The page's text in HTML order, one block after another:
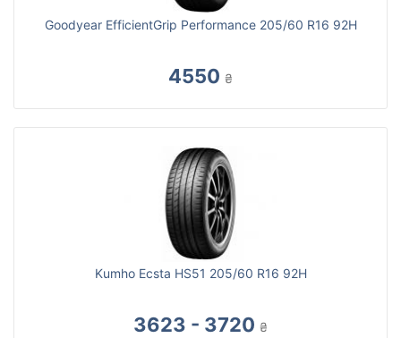
Goodyear EfficientGrip Performance 205/60 R16 92H
4550 ₴
Kumho Ecsta HS51 205/60 R16 92H
3623 - 3720 ₴